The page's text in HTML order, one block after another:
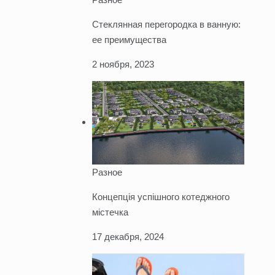
Стеклянная перегородка в ванную:
ее преимущества
2 ноября, 2023
Разное
Концепція успішного котеджного
містечка
17 декабря, 2024